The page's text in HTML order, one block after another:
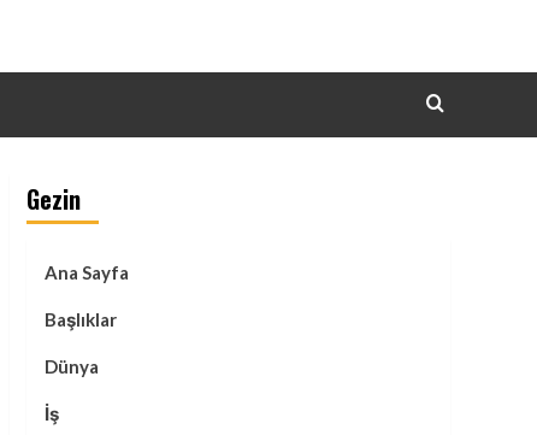
Gezin
Ana Sayfa
Başlıklar
Dünya
İş